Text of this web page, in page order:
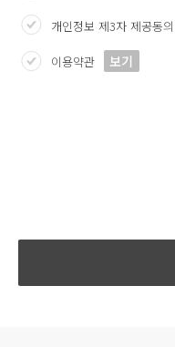
개인정보 제3자 제공동의
이용약관 보기